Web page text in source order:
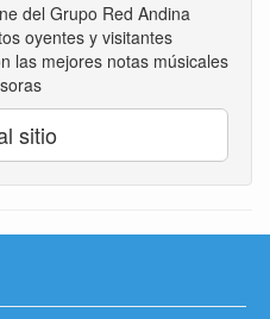
del Grupo Red Andina
oyentes y visitantes
las mejores notas músicales
sitio